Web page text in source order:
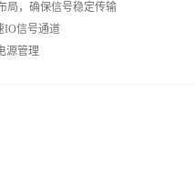
局，确保信号稳定传输
IO信号通道
源管理